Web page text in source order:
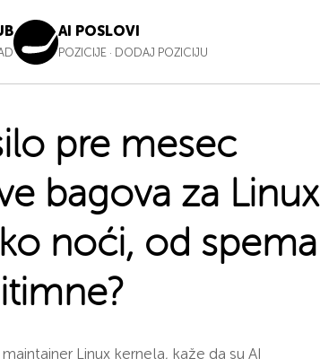
AI POSLOVI
POZICIJE · DODAJ POZICIJU
pre mesec
bagova za Linux
noći, od spema
Linux kernela, kaže da su AI